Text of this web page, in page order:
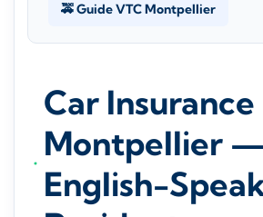
🚕 Guide VTC Montpellier
Car Insurance
Montpellier
English-